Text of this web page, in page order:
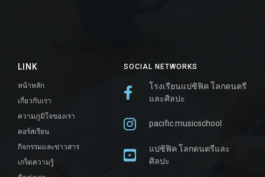
SOCIAL NETWORKS
โรงเรียนแปซิฟิค โลกดนตรี
และศิลปะ
pacific.musicschool
แปซิฟิค โลกดนตรีและ
ศิลปะ
LINK
หน้าหลัก
เกี่ยวกับเรา
ความภูมิใจของเรา
คอร์สเรียน
กิจกรรมและข่าวสาร
เกร็ดความรู้